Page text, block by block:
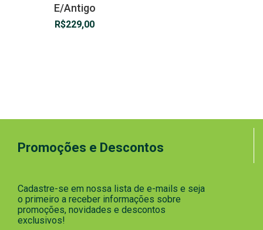
E/Antigo
R$229,00
Promoções e Descontos
Cadastre-se em nossa lista de e-mails e seja
o primeiro a receber informações sobre
promoções, novidades e descontos
exclusivos!